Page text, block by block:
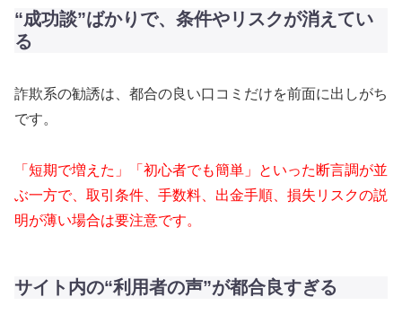
“成功談”ばかりで、条件やリスクが消えてい
る
詐欺系の勧誘は、都合の良い口コミだけを前面に出しがち
です。
「短期で増えた」「初心者でも簡単」といった断言調が並
ぶ一方で、取引条件、手数料、出金手順、損失リスクの説
明が薄い場合は要注意です。
サイト内の“利用者の声”が都合良すぎる